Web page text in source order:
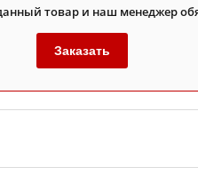
товар и наш менеджер
Заказать